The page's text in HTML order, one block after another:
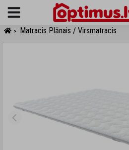
Menu
> Matracis Plānais / Virsmatracis